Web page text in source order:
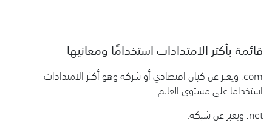
قائمة بأكثر الامتدادات استخدامًا ومعانيها
com: ويعبر عن كيان اقتصادي أو شركة وهو أكثر الامتدادات
استخداما على مستوى العالم.
net: ويعبر عن شبكة.